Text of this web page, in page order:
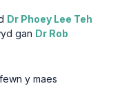
Dr Phoey Lee Teh
gan Dr Rob
y maes